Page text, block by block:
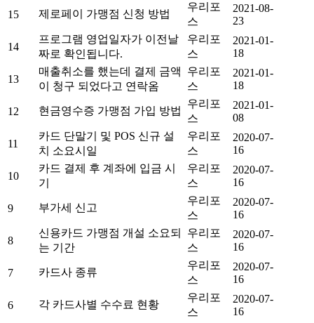
15 제로페이 가맹점 신청 방법
우리포
스
2021-08-
23
14
프로그램 영업일자가 이전날
짜로 확인됩니다.
우리포
스
2021-01-
18
13
매출취소를 했는데 결제 금액
이 청구 되었다고 연락옴
우리포
스
2021-01-
18
12 현금영수증 가맹점 가입 방법
우리포
스
2021-01-
08
11
카드 단말기 및 POS 신규 설
치 소요시일
우리포
스
2020-07-
16
10
카드 결제 후 계좌에 입금 시
기
우리포
스
2020-07-
16
9 부가세 신고
우리포
스
2020-07-
16
8
신용카드 가맹점 개설 소요되
는 기간
우리포
스
2020-07-
16
7 카드사 종류
우리포
스
2020-07-
16
6 각 카드사별 수수료 현황
우리포
스
2020-07-
16